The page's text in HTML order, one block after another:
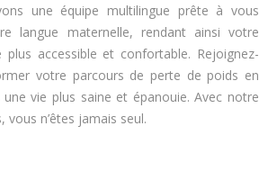
une équipe multilingue prête à vous
langue maternelle, rendant ainsi votre
plus accessible et confortable. Rejoignez-
votre parcours de perte de poids en
vie plus saine et épanouie. Avec notre
vous n’êtes jamais seul.